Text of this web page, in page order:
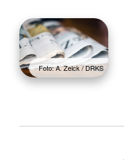
Foto: A. Zelck / DRKS